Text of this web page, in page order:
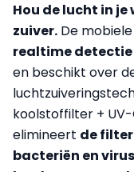
Hou de lucht in
zuiver. De
realtime
en beschikt over
koolstoffilter + UV-
elimineert de
bacteriën en